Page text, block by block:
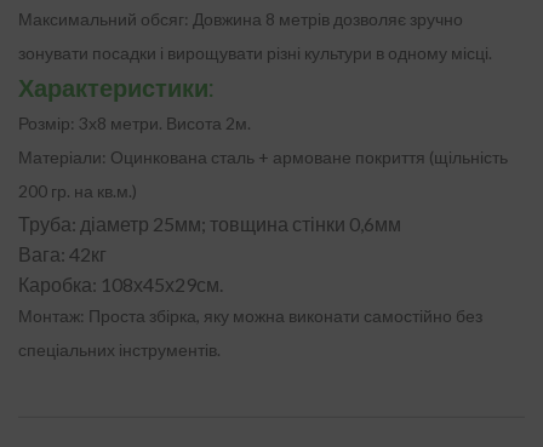
Максимальний обсяг: Довжина 8 метрів дозволяє зручно
зонувати посадки і вирощувати різні культури в одному місці.
Характеристики:
Розмір: 3х8 метри. Висота 2м.
Матеріали: Оцинкована сталь + армоване покриття (щільність
200 гр. на кв.м.)
Труба: діаметр 25мм; товщина стінки 0,6мм
Вага: 42кг
Каробка: 108х45х29см.
Монтаж: Проста збірка, яку можна виконати самостійно без
спеціальних інструментів.